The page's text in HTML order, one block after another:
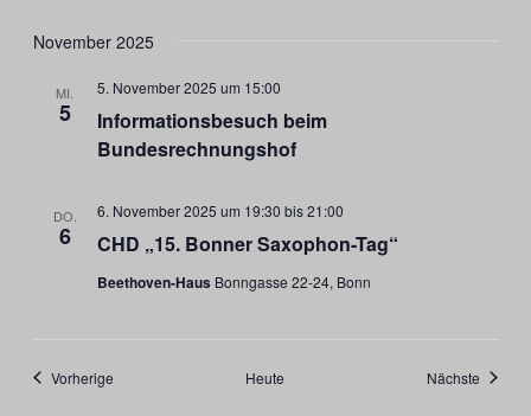
November 2025
MI.
5
Informationsbesuch beim
Bundesrechnungshof
5. November 2025 um 15:00
DO.
6 CHD „15. Bonner Saxophon-Tag“
6. November 2025 um 19:30 bis21:00
Beethoven-Haus Bonngasse 22-24, Bonn
VorherigeVeranstaltungen Heute Nächste